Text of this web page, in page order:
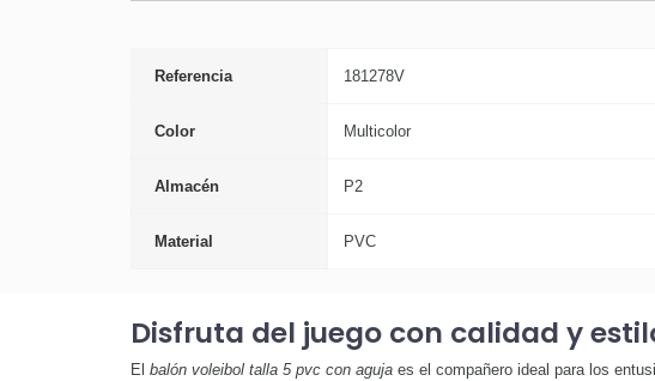
Referencia 181278V
Color Multicolor
Almacén P2
Material PVC
Disfruta del juego con calidad y
El balón voleibol talla 5 pvc con agujaes el compañero ideal para los